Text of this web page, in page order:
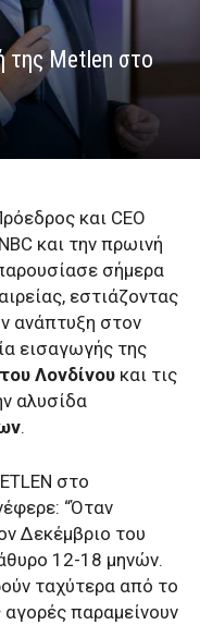
της Metlen στο
και CEO
και την πρωινή
σήμερα
εστιάζοντας
ανάπτυξη στον
εισαγωγής της
Λονδίνου και τις
αλυσίδα
.
στο
“Όταν
Δεκέμβριο του
12-18 μηνών.
ταχύτερα από το
αγορές παραμείνουν